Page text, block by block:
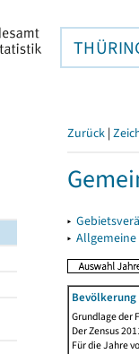
Zurück |
▸
▸
Grundlage der
Der Zensus
Für die Jahre